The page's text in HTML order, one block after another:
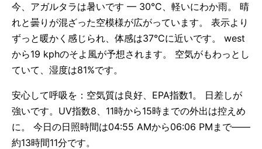
今、アガルタラは暑いです — 30°C、軽いにわか雨。 晴
れと曇りが混ざった空模様が広がっています。 表示より
ずっと暖かく感じられ、体感は37°Cに近いです。 west
から19 kphのそよ風が予想されます。 空気がもわっとし
ていて、湿度は81%です。
安心して呼吸を：空気質は良好、EPA指数1。 日差しが
強いです。UV指数8、11時から15時までの外出は控えめ
に。 今日の日照時間は04:55 AMから06:06 PMまで——
約13時間11分です。